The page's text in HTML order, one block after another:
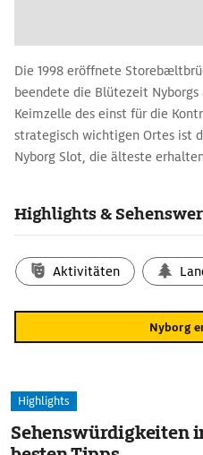
Die 1998 eröffnete
beendete die Blütezeit
Keimzelle des einst für die
strategisch wichtigen Ortes ist
Nyborg Slot, die älteste
das Haupthaus mit Rittersaal
Highlights &
Aktivitäten
Nyborg
Highlights
Sehenswürdigkeiten